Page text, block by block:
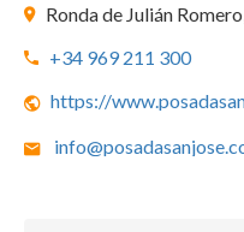
Ronda de Julián
+34 969 211 300
https://